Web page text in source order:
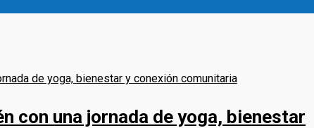
con una jornada de yoga, bienestar